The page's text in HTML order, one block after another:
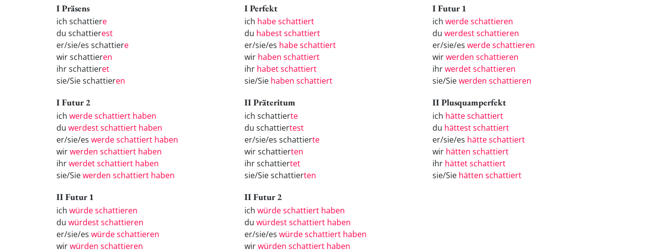
I Präsens
ich schattiere
du schattierest
er/sie/es schattiere
wir schattieren
ihr schattieret
sie/Sie schattieren
I Perfekt
ich habe schattiert
du habest schattiert
er/sie/es habe schattiert
wir haben schattiert
ihr habet schattiert
sie/Sie haben schattiert
I Futur 1
ich werde schattieren
du werdest schattieren
er/sie/es werde schattieren
wirwerden schattieren
ihrwerdet schattieren
sie/Siewerden schattieren
I Futur 2
ich werde schattiert haben
du werdest schattiert haben
er/sie/es werde schattiert haben
wirwerden schattiert haben
ihrwerdet schattiert haben
sie/Siewerden schattiert haben
II Präteritum
ich schattierte
du schattiertest
er/sie/es schattierte
wir schattierten
ihr schattiertet
sie/Sie schattierten
II Plusquamperfekt
ich hätte schattiert
du hättest schattiert
er/sie/es hätte schattiert
wir hätten schattiert
ihr hättet schattiert
sie/Sie hätten schattiert
II Futur 1
ich würde schattieren
du würdest schattieren
er/sie/es würde schattieren
wirwürden schattieren
II Futur 2
ich würde schattiert haben
du würdest schattiert haben
er/sie/es würde schattiert haben
wirwürden schattiert haben